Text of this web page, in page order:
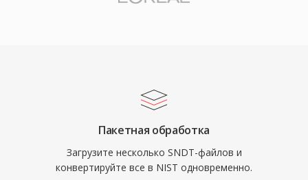
Пакетная обработка
Загрузите несколько SNDT-файлов и
конвертируйте все в NIST одновременно.